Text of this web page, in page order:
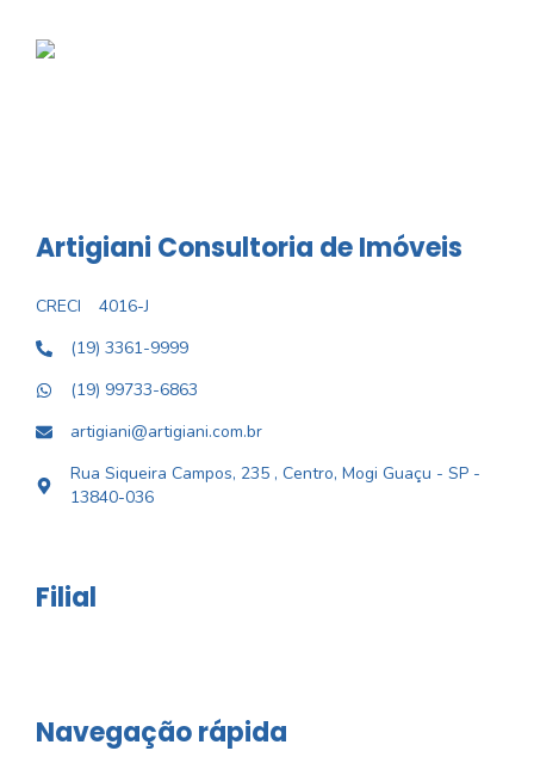
Artigiani Consultoria de Imóveis
CRECI
4016-J
(19) 3361-9999
(19) 99733-6863
artigiani@artigiani.com.br
Rua Siqueira Campos, 235 , Centro, Mogi Guaçu - SP -
13840-036
Filial
Navegação rápida